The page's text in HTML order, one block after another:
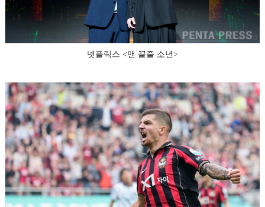
넷플릭스 <맨 끝줄 소년>